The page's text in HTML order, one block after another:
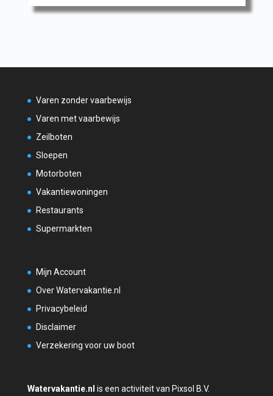
Varen zonder vaarbewijs
Varen met vaarbewijs
Zeilboten
Sloepen
Motorboten
Vakantiewoningen
Restaurants
Supermarkten
Mijn Account
Over Watervakantie.nl
Privacybeleid
Disclaimer
Verzekering voor uw boot
Watervakantie.nl is een activiteit van Pixsol B.V.